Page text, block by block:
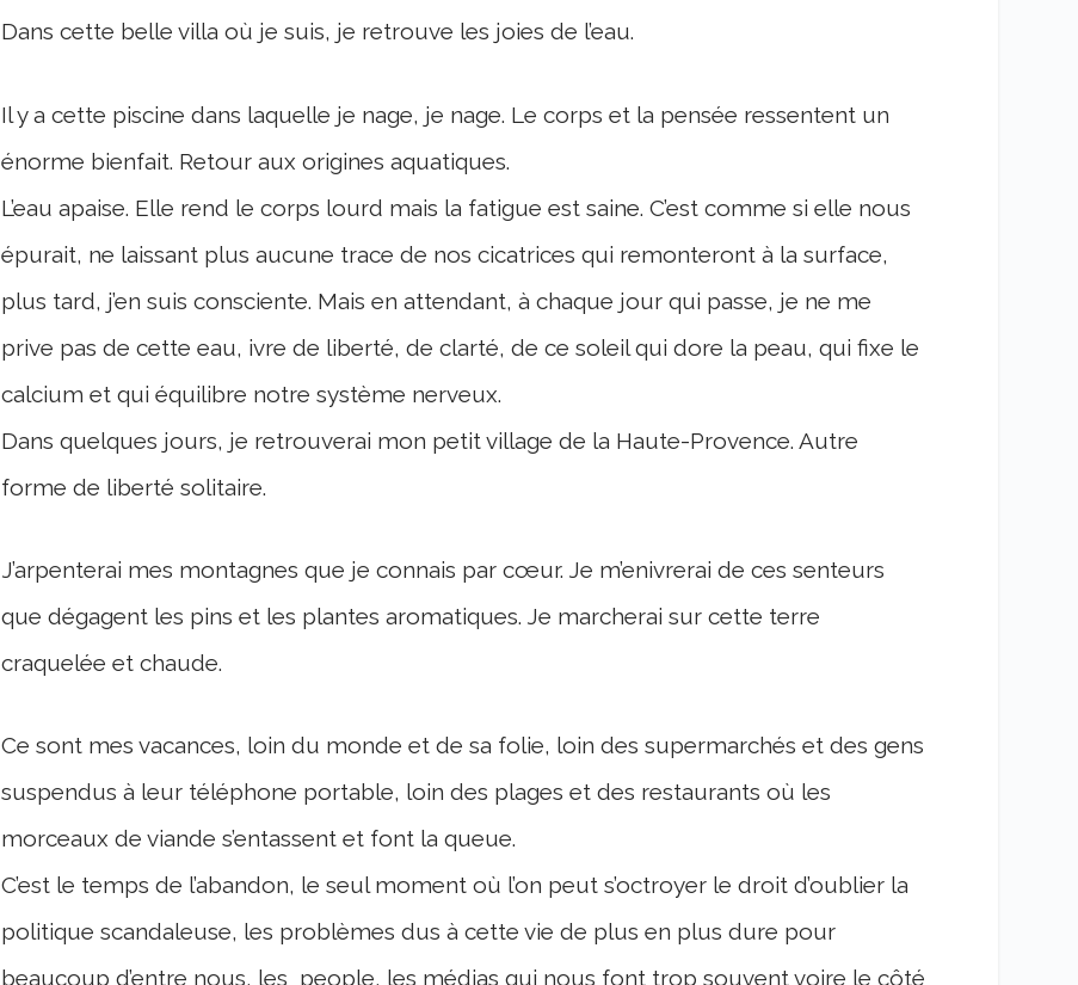
Dans cette belle villa où je suis, je retrouve les joies de l’eau.
Il y a cette piscine dans laquelle je nage, je nage. Le corps et la pensée ressentent un
énorme bienfait. Retour aux origines aquatiques.
L’eau apaise. Elle rend le corps lourd mais la fatigue est saine. C’est comme si elle nous
épurait, ne laissant plus aucune trace de nos cicatrices qui remonteront à la surface,
plus tard, j’en suis consciente. Mais en attendant, à chaque jour qui passe, je ne me
prive pas de cette eau, ivre de liberté, de clarté, de ce soleil qui dore la peau, qui fixe le
calcium et qui équilibre notre système nerveux.
Dans quelques jours, je retrouverai mon petit village de la Haute-Provence. Autre
forme de liberté solitaire.
J’arpenterai mes montagnes que je connais par cœur. Je m’enivrerai de ces senteurs
que dégagent les pins et les plantes aromatiques. Je marcherai sur cette terre
craquelée et chaude.
Ce sont mes vacances, loin du monde et de sa folie, loin des supermarchés et des gens
suspendus à leur téléphone portable, loin des plages et des restaurants où les
morceaux de viande s’entassent et font la queue.
C’est le temps de l’abandon, le seul moment où l’on peut s’octroyer le droit d’oublier la
politique scandaleuse, les problèmes dus à cette vie de plus en plus dure pour
beaucoup d’entre nous, les people, les médias qui nous font trop souvent voire le côté